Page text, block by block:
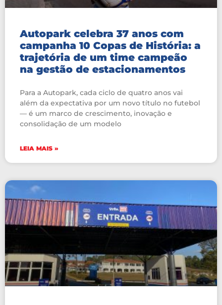
Autopark celebra 37 anos com
campanha 10 Copas de História: a
trajetória de um time campeão
na gestão de estacionamentos
Para a Autopark, cada ciclo de quatro anos vai
além da expectativa por um novo título no futebol
— é um marco de crescimento, inovação e
consolidação de um modelo
LEIA MAIS »